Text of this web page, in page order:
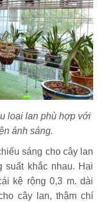
loại lan phù hợp với
ánh sáng.
sáng cho cây lan
suất khắc nhau. Hai
kệ rộng 0,3 m. dài
cây lan, thậm chí